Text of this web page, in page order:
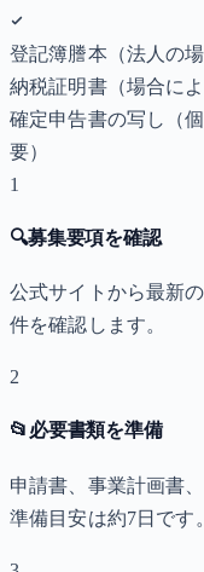
登記簿謄本（法人の場
納税証明書（場合によ
確定申告書の写し（
要）
1
🔍募集要項を確認
公式サイトから最新
件を確認します。
2
📂 必要書類を準備
申請書、事業計画書
準備目安は約7日です。